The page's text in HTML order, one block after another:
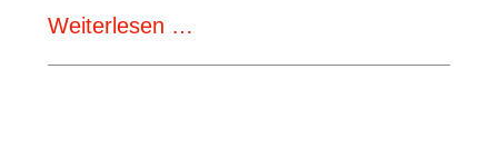
Weiterlesen …